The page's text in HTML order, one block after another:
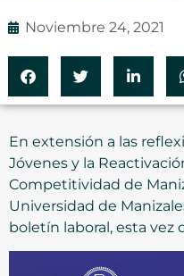
Noviembre 24, 2021
En extensión a las
Jóvenes y la
Competitividad de
Universidad de
boletín laboral, esta vez